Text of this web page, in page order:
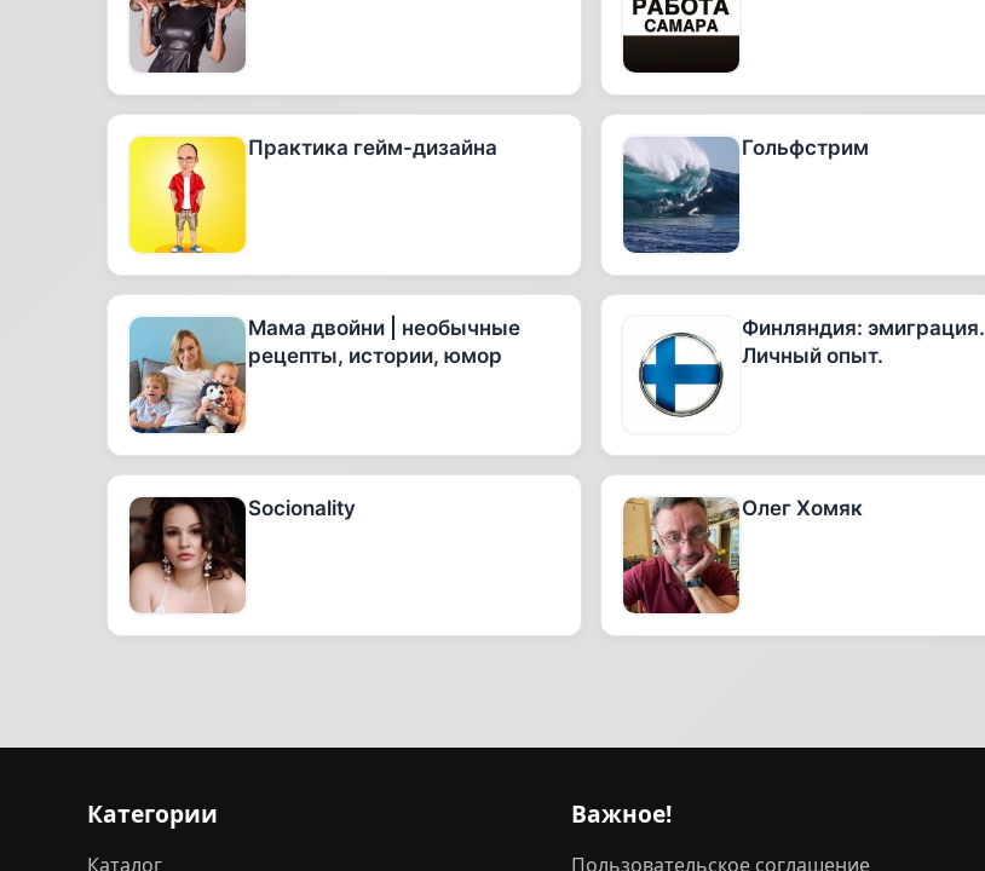
Практика гейм-дизайна Гольфстрим
Мама двойни | необычные
рецепты, истории, юмор
Финляндия: эмиграция.
Личный опыт.
Socionality Олег Хомяк
Категории
Каталог
Важное!
Пользовательское соглашение